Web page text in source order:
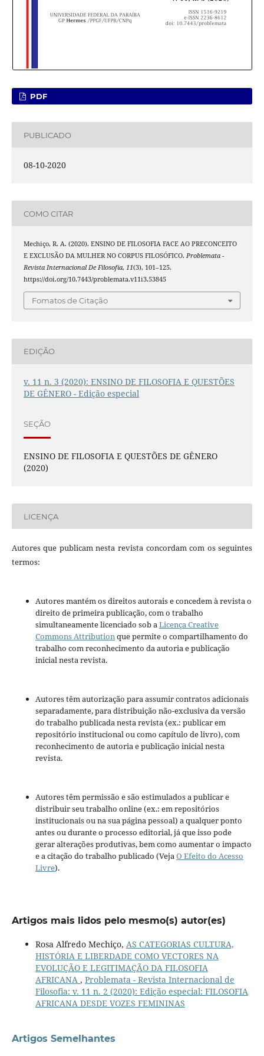
PDF
PUBLICADO
08-10-2020
COMO CITAR
Mechiço, R. A. (2020). ENSINO DE FILOSOFIA FACE AO PRECONCEITO
E EXCLUSÃO DA MULHER NO CORPUS FILOSÓFICO. Problemata -
Revista Internacional De Filosofia, 11(3), 101–125.
https://doi.org/10.7443/problemata.v11i3.53845
Fomatos de Citação
EDIÇÃO
v. 11 n. 3 (2020): ENSINO DE FILOSOFIA E QUESTÕES
DE GÊNERO - Edição especial
SEÇÃO
ENSINO DE FILOSOFIA E QUESTÕES DE GÊNERO
(2020)
LICENÇA
Autores que publicam nesta revista concordam com os seguintes
termos:
Autores mantém os direitos autorais e concedem à revista o
direito de primeira publicação, com o trabalho
simultaneamente licenciado sob aLicença Creative
Commons Attributionque permite o compartilhamento do
trabalho com reconhecimento da autoria e publicação
inicial nesta revista.
Autores têm autorização para assumir contratos adicionais
separadamente, para distribuição não-exclusiva da versão
do trabalho publicada nesta revista (ex.: publicar em
repositório institucional ou como capítulo de livro), com
reconhecimento de autoria e publicação inicial nesta
revista.
Autores têm permissão e são estimulados a publicar e
distribuir seu trabalho online (ex.: em repositórios
institucionais ou na sua página pessoal) a qualquer ponto
antes ou durante o processo editorial, já que isso pode
gerar alterações produtivas, bem como aumentar o impacto
e a citação do trabalho publicado (VejaO Efeito do Acesso
Livre).
Artigos mais lidos pelo mesmo(s) autor(es)
Rosa Alfredo Mechiço, AS CATEGORIAS CULTURA,
HISTÓRIA E LIBERDADE COMO VECTORES NA
EVOLUÇÃO E LEGITIMAÇÃO DA FILOSOFIA
AFRICANA , Problemata - Revista Internacional de
Filosofia: v. 11 n. 2 (2020): Edição especial: FILOSOFIA
AFRICANA DESDE VOZES FEMININAS
Artigos Semelhantes